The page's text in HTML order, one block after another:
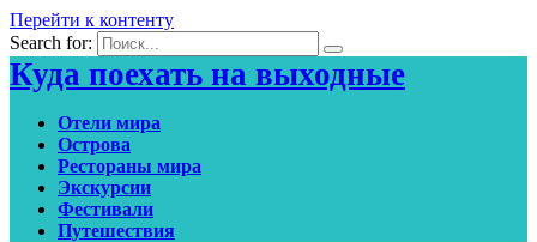
Перейти к контенту
Search for:
Куда поехать на выходные
Отели мира
Острова
Рестораны мира
Экскурсии
Фестивали
Путешествия